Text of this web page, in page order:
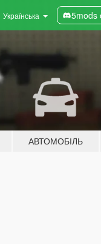
Українська 5mods
АВТОМОБІЛЬ